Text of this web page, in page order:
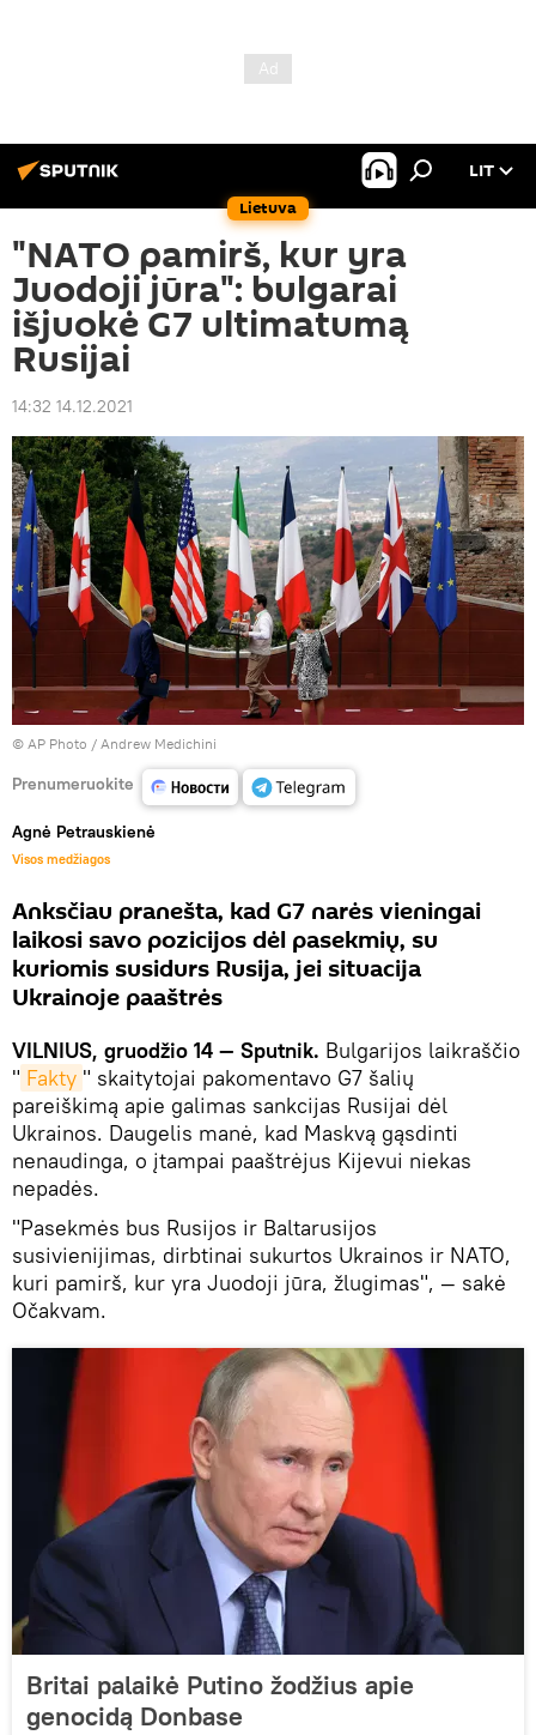
Lietuva
LIT
"NATO pamirš, kur yra
Juodoji jūra": bulgarai
išjuokė G7 ultimatumą
Rusijai
14:32 14.12.2021
© AP Photo / Andrew Medichini
Prenumeruokite
Agnė Petrauskienė
Visos medžiagos
Anksčiau pranešta, kad G7 narės vieningai
laikosi savo pozicijos dėl pasekmių, su
kuriomis susidurs Rusija, jei situacija
Ukrainoje paaštrės
VILNIUS, gruodžio 14 — Sputnik. Bulgarijos laikraščio
" Fakty " skaitytojai pakomentavo G7 šalių
pareiškimą apie galimas sankcijas Rusijai dėl
Ukrainos. Daugelis manė, kad Maskvą gąsdinti
nenaudinga, o įtampai paaštrėjus Kijevui niekas
nepadės.
"Pasekmės bus Rusijos ir Baltarusijos
susivienijimas, dirbtinai sukurtos Ukrainos ir NATO,
kuri pamirš, kur yra Juodoji jūra, žlugimas", — sakė
Očakvam.
Britai palaikė Putino žodžius apie
genocidą Donbase